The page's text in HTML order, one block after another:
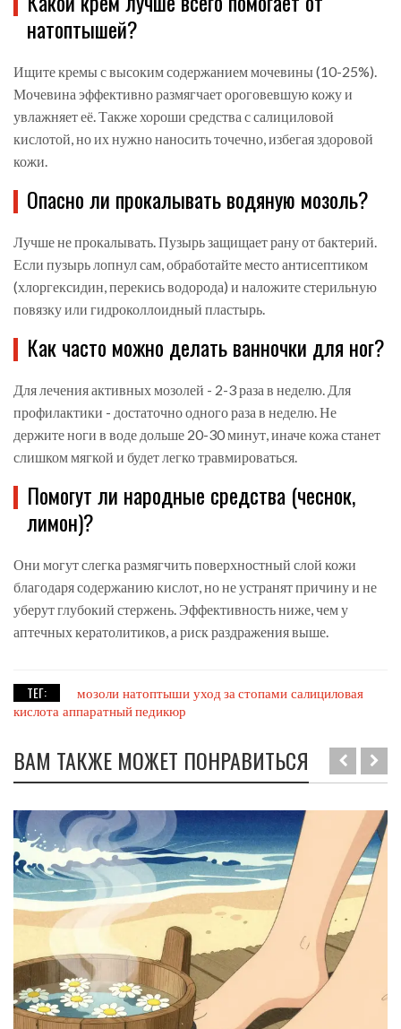
натоптышей?
Ищите кремы с высоким содержанием мочевины (10-25%).
Мочевина эффективно размягчает ороговевшую кожу и
увлажняет её. Также хороши средства с салициловой
кислотой, но их нужно наносить точечно, избегая здоровой
кожи.
Опасно ли прокалывать водяную мозоль?
Лучше не прокалывать. Пузырь защищает рану от бактерий.
Если пузырь лопнул сам, обработайте место антисептиком
(хлоргексидин, перекись водорода) и наложите стерильную
повязку или гидроколлоидный пластырь.
Как часто можно делать ванночки для ног?
Для лечения активных мозолей - 2-3 раза в неделю. Для
профилактики - достаточно одного раза в неделю. Не
держите ноги в воде дольше 20-30 минут, иначе кожа станет
слишком мягкой и будет легко травмироваться.
Помогут ли народные средства (чеснок,
лимон)?
Они могут слегка размягчить поверхностный слой кожи
благодаря содержанию кислот, но не устранят причину и не
уберут глубокий стержень. Эффективность ниже, чем у
аптечных кератолитиков, а риск раздражения выше.
ТЕГ: мозоли натоптыши уход за стопами салициловая
кислота аппаратный педикюр
ВАМ ТАКЖЕ МОЖЕТ ПОНРАВИТЬСЯ